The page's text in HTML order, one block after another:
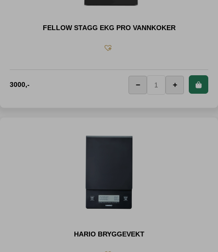
FELLOW STAGG EKG PRO VANNKOKER
3000,- − +
HARIO BRYGGEVEKT